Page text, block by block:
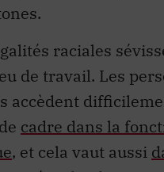
raciales
de travail. Les
accèdent
cadre dans la
, et cela vaut aussi